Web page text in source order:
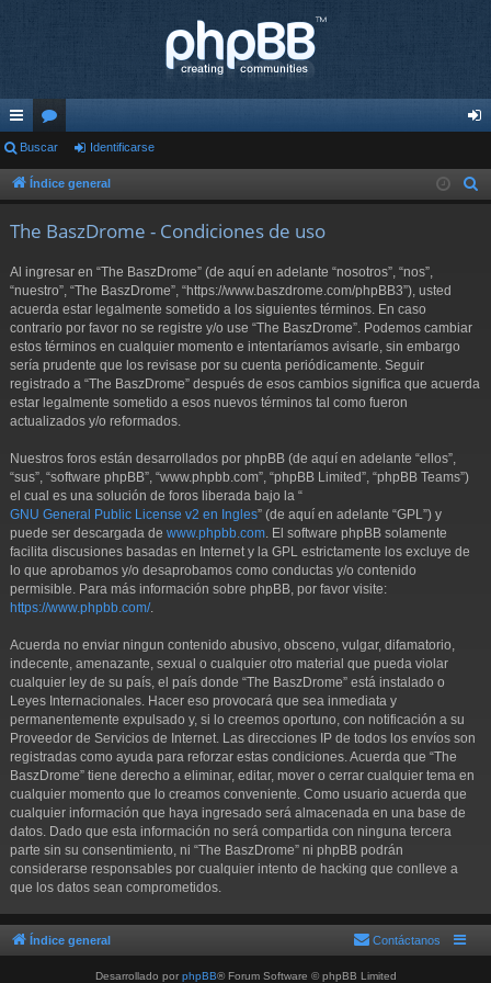
nl
ac
pi
do
s
or
os nti
Buscar Identificarse
Índice general
The BaszDrome - Condiciones de uso
Al ingresar en “The BaszDrome” (de aquí en adelante “nosotros”, “nos”,
“nuestro”, “The BaszDrome”, “https://www.baszdrome.com/phpBB3”), usted
acuerda estar legalmente sometido a los siguientes términos. En caso
contrario por favor no se registre y/o use “The BaszDrome”. Podemos cambiar
estos términos en cualquier momento e intentaríamos avisarle, sin embargo
sería prudente que los revisase por su cuenta periódicamente. Seguir
registrado a “The BaszDrome” después de esos cambios significa que acuerda
estar legalmente sometido a esos nuevos términos tal como fueron
actualizados y/o reformados.
Nuestros foros están desarrollados por phpBB (de aquí en adelante “ellos”,
“sus”, “software phpBB”, “www.phpbb.com”, “phpBB Limited”, “phpBB Teams”)
el cual es una solución de foros liberada bajo la “
GNU General Public License v2 en Ingles” (de aquí en adelante “GPL”) y
puede ser descargada de www.phpbb.com . El software phpBB solamente
facilita discusiones basadas en Internet y la GPL estrictamente los excluye de
lo que aprobamos y/o desaprobamos como conductas y/o contenido
permisible. Para más información sobre phpBB, por favor visite:
https://www.phpbb.com/.
Acuerda no enviar ningun contenido abusivo, obsceno, vulgar, difamatorio,
indecente, amenazante, sexual o cualquier otro material que pueda violar
cualquier ley de su país, el país donde “The BaszDrome” está instalado o
Leyes Internacionales. Hacer eso provocará que sea inmediata y
permanentemente expulsado y, si lo creemos oportuno, con notificación a su
Proveedor de Servicios de Internet. Las direcciones IP de todos los envíos son
registradas como ayuda para reforzar estas condiciones. Acuerda que “The
BaszDrome” tiene derecho a eliminar, editar, mover o cerrar cualquier tema en
cualquier momento que lo creamos conveniente. Como usuario acuerda que
cualquier información que haya ingresado será almacenada en una base de
datos. Dado que esta información no será compartida con ninguna tercera
parte sin su consentimiento, ni “The BaszDrome” ni phpBB podrán
considerarse responsables por cualquier intento de hacking que conlleve a
que los datos sean comprometidos.
Índice general Contáctanos
Desarrollado por phpBB® Forum Software © phpBB Limited